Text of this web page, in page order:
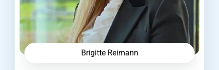
Brigitte Reimann